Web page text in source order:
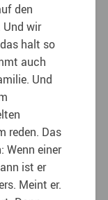
den
Und wir
halt so
auch
Und
reden. Das
Wenn einer
ist er
Meint er.